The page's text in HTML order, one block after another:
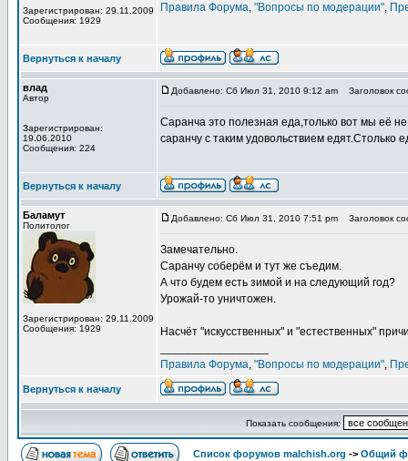
Зарегистрирован: 29.11.2009
Сообщения: 1929
Правила Форума, "Вопросы по модерации",
Вернуться к началу
влад
Автор
Зарегистрирован:
19.06.2010
Сообщения: 224
Добавлено: Сб Июл 31, 2010 9:12 am Заголовок
Саранча это полезная еда,только вот мы её
саранчу с таким удовольствием едят.Столько
Вернуться к началу
Баламут
Политолог
Зарегистрирован: 29.11.2009
Сообщения: 1929
Добавлено: Сб Июл 31, 2010 7:51 pm Заголовок
Замечательно.
Саранчу соберём и тут же съедим.
А что будем есть зимой и на следующий год?
Урожай-то уничтожен.
Насчёт "искусственных" и "естественных"
Правила Форума, "Вопросы по модерации",
Вернуться к началу
Показать сообщения:
Список форумов malchish.org -> Общий